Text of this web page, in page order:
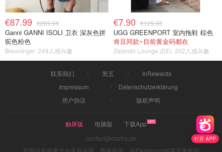
打开 APP
€87.99 €269.99
Ganni GANNI ISOLI 卫衣 深灰色拼
驼色粉色
Breuninger 249人感兴趣
€7.90 €129.95
UGG GREENPORT 室内拖鞋 棕色
肯豆同款~目前黄金码都在
Zalando Lounge (DE) 202人感兴趣
联系我们 黑五
InRewards
Impressum
Datenschutzerklärung
用户协议
版权声明
触屏版 电脑版
下载App
contact@dazhe.de
页面信息由用户分享或品牌、商家提供，由Dealmoon核实后发布折